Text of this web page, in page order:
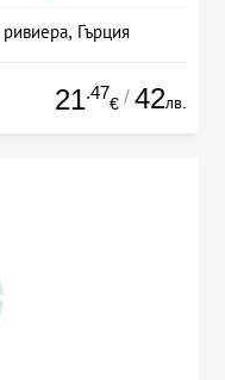
Гърция
21.47
€ / 42лв.